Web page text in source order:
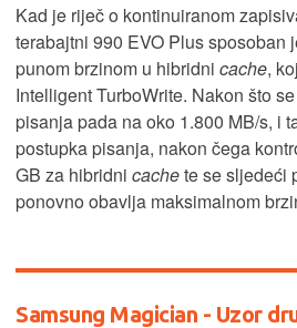
Kad je riječ o kontinuiranom
terabajtni 990 EVO Plus sposoban
punom brzinom u hibridni cache,
Intelligent TurboWrite. Nakon što
pisanja pada na oko 1.800 MB/s, i
postupka pisanja, nakon čega
GB za hibridni cachete se sljedeći
ponovno obavlja maksimalnom
Samsung Magician - Uzor